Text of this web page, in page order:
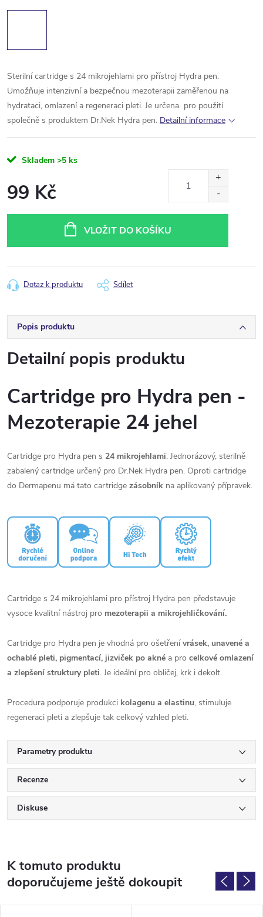
Sterilní cartridge s 24 mikrojehlami pro přístroj Hydra pen.
Umožňuje intenzivní a bezpečnou mezoterapii zaměřenou na
hydrataci, omlazení a regeneraci pleti. Je určena pro použití
společně s produktem Dr.Nek Hydra pen. Detailní informace
Skladem >5 ks
99 Kč
VLOŽIT DO KOŠÍKU
Dotaz k produktu Sdílet
Popis produktu
Detailní popis produktu
Cartridge pro Hydra pen -
Mezoterapie 24 jehel
Cartridge pro Hydra pen s 24 mikrojehlami. Jednorázový, sterilně
zabalený cartridge určený pro Dr.Nek Hydra pen. Oproti cartridge
do Dermapenu má tato cartridge zásobník na aplikovaný přípravek.
Cartridge s 24 mikrojehlami pro přístroj Hydra pen představuje
vysoce kvalitní nástroj pro mezoterapii a mikrojehličkování.
Cartridge pro Hydra pen je vhodná pro ošetřenívrásek, unavené a
ochablé pleti, pigmentací, jizviček po akné a pro celkové omlazení
a zlepšení struktury pleti. Je ideální pro obličej, krk i dekolt.
Procedura podporuje produkci kolagenu a elastinu, stimuluje
regeneraci pleti a zlepšuje tak celkový vzhled pleti.
Parametry produktu
Recenze
Diskuse
K tomuto produktu
doporučujeme ještě dokoupit